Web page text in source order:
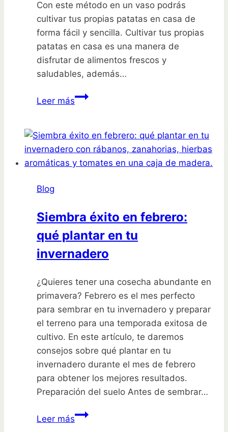
Con este método en un vaso podrás
cultivar tus propias patatas en casa de
forma fácil y sencilla. Cultivar tus propias
patatas en casa es una manera de
disfrutar de alimentos frescos y
saludables, además…
Leer másCultiva
patatas
en
casa
en
un
vaso
Blog
Siembra éxito en febrero:
qué plantar en tu
invernadero
¿Quieres tener una cosecha abundante en
primavera? Febrero es el mes perfecto
para sembrar en tu invernadero y preparar
el terreno para una temporada exitosa de
cultivo. En este artículo, te daremos
consejos sobre qué plantar en tu
invernadero durante el mes de febrero
para obtener los mejores resultados.
Preparación del suelo Antes de sembrar…
Leer másSiembra